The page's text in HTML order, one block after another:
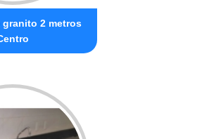
granito 2 metros